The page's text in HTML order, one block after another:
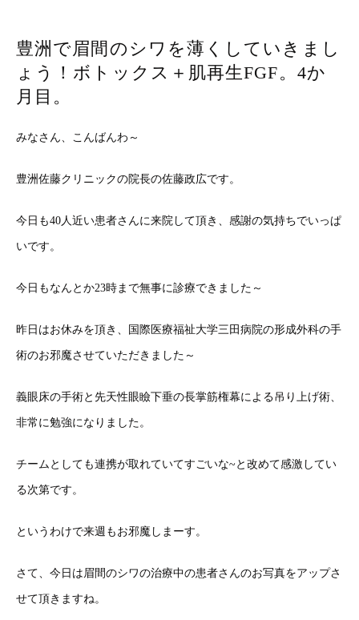
豊洲で眉間のシワを薄くしていきまし
ょう！ボトックス＋肌再生FGF。4か
月目。
みなさん、こんばんわ～
豊洲佐藤クリニックの院長の佐藤政広です。
今日も40人近い患者さんに来院して頂き、感謝の気持ちでいっぱ
いです。
今日もなんとか23時まで無事に診療できました～
昨日はお休みを頂き、国際医療福祉大学三田病院の形成外科の手
術のお邪魔させていただきました～
義眼床の手術と先天性眼瞼下垂の長掌筋権幕による吊り上げ術、
非常に勉強になりました。
チームとしても連携が取れていてすごいな~と改めて感激してい
る次第です。
というわけで来週もお邪魔しまーす。
さて、今日は眉間のシワの治療中の患者さんのお写真をアップさ
せて頂きますね。